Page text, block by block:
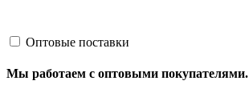
Оптовые поставки
Мы работаем с оптовыми покупателями.